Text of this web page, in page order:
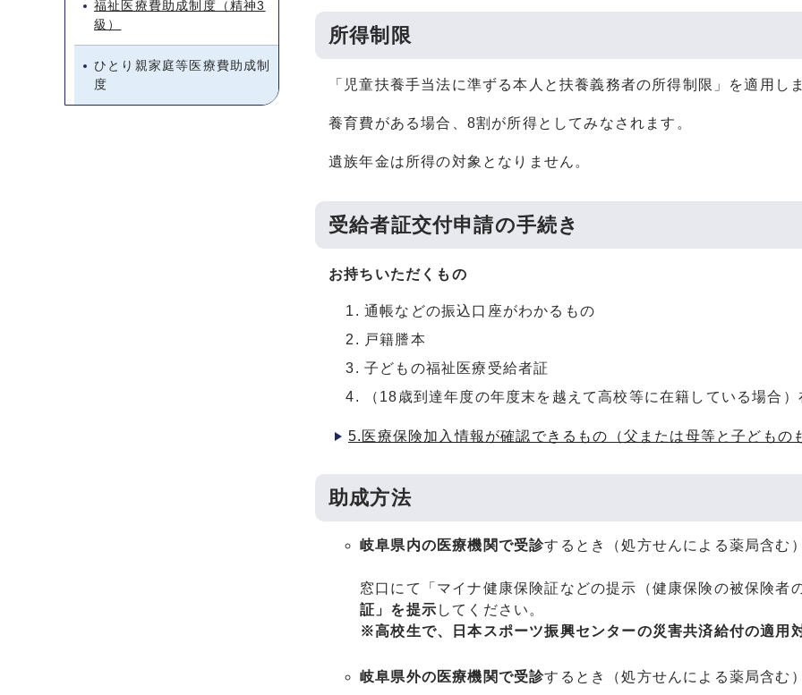
所得制限
「児童扶養手当法に準ずる本人と扶養義務者の所得制限」を適用しま
養育費がある場合、8割が所得としてみなされます。
遺族年金は所得の対象となりません。
受給者証交付申請の手続き
お持ちいただくもの
通帳などの振込口座がわかるもの
戸籍謄本
子どもの福祉医療受給者証
（18歳到達年度の年度末を越えて高校等に在籍している場合
5.医療保険加入情報が確認できるもの（父または母等と子どもの
助成方法
岐阜県内の医療機関で受診するとき（処方せんによる薬局含む）
窓口にて「マイナ健康保険証などの提示（健康保険の被保険者
証」を提示 してください。
※高校生で、日本スポーツ振興センターの災害共済給付の適用
岐阜県外の医療機関で受診するとき（処方せんによる薬局含む）
福祉医療費助成制度（精神3
級）
ひとり親家庭等医療費助成制
度